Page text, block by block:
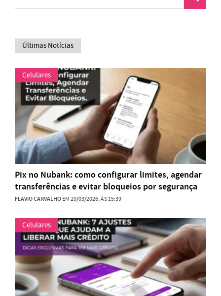
Últimas Notícias
Celulares
Pix no Nubank: como configurar limites, agendar
transferências e evitar bloqueios por segurança
FLAVIO CARVALHOEM 20/03/2026, ÀS 15:39
Celulares